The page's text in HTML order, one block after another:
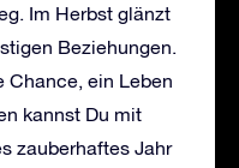
Im Herbst glänzt
Beziehungen.
Chance, ein Leben
kannst Du mit
zauberhaftes Jahr